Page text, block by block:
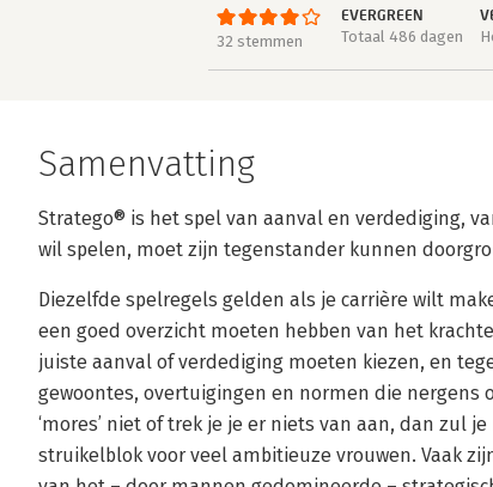
32 stemmen
EVERGREEN
Totaal 486 dagen
Samenvatting
Stratego® is het spel van aanval en verdediging,
wil spelen, moet zijn tegenstander kunnen
Diezelfde spelregels gelden als je carrière wilt
een goed overzicht moeten hebben van het
juiste aanval of verdediging moeten kiezen, en
gewoontes, overtuigingen en normen die nergens
‘mores’ niet of trek je je er niets van aan, dan zul
struikelblok voor veel ambitieuze vrouwen. Vaak